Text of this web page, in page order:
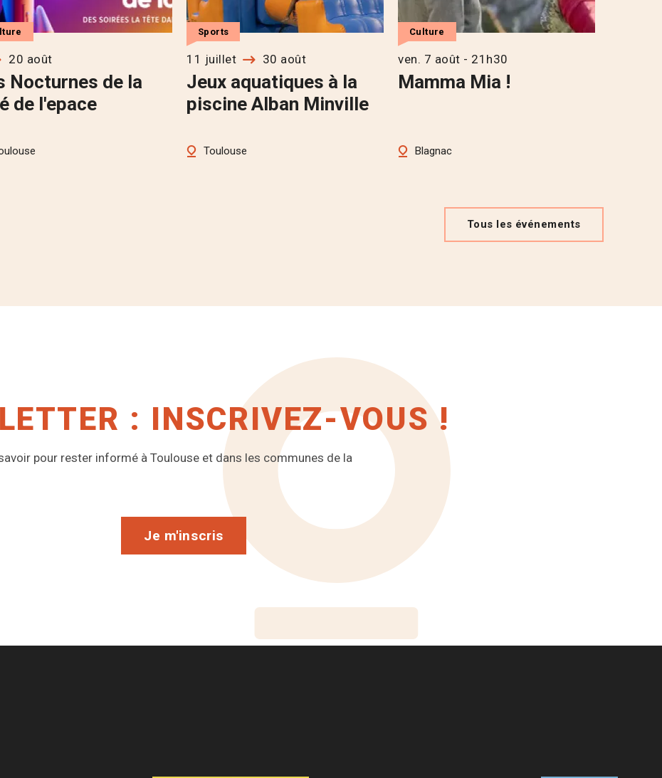
Nocturnes de la
de l'epace
20 août
Jeux aquatiques à la
piscine Alban Minville
Sports
11 juillet 30 août
Toulouse
Mamma Mia !
Culture
ven. 7 août - 21h30
Blagnac
Tous les événements
: INSCRIVEZ-VOUS !
pour rester informé à Toulouse et dans les communes de la
Je m'inscris